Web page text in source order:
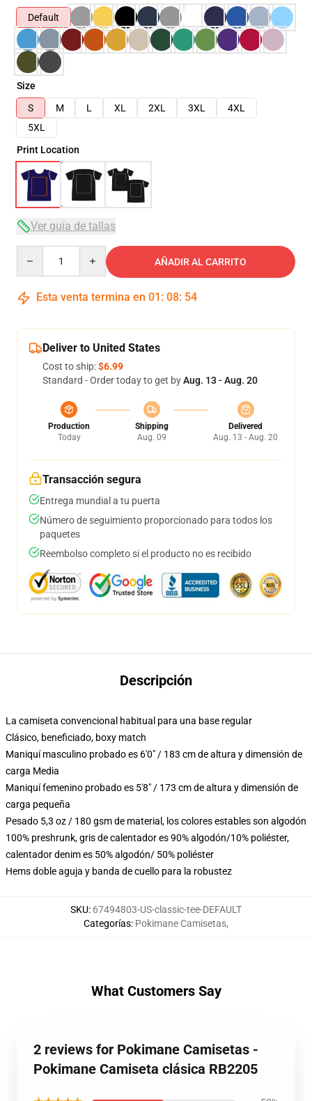
Default
Size
S
M L XL 2XL 3XL
4XL
5XL
Print Location
Ver guía de tallas
AÑADIR AL CARRITO
Esta venta termina en 01 : 08: 53
Deliver to United States
Cost to ship:$6.99
Standard - Order today to get byAug. 13 - Aug. 20
Production
Today
Shipping
Aug. 09
Delivered
Aug. 13 - Aug. 20
Transacción segura
Entrega mundial a tu puerta
Número de seguimiento proporcionado para todos los
paquetes
Reembolso completo si el producto no es recibido
Descripción
La camiseta convencional habitual para una base regular
Clásico, beneficiado, boxy match
Maniquí masculino probado es 6'0" / 183 cm de altura y dimensión de
carga Media
Maniquí femenino probado es 5'8" / 173 cm de altura y dimensión de
carga pequeña
Pesado 5,3 oz / 180 gsm de material, los colores estables son algodón
100% preshrunk, gris de calentador es 90% algodón/10% poliéster,
calentador denim es 50% algodón/ 50% poliéster
Hems doble aguja y banda de cuello para la robustez
SKU: 67494803-US-classic-tee-DEFAULT
Categorías: Pokimane Camisetas,
What Customers Say
2 reviews for Pokimane Camisetas -
Pokimane Camiseta clásica RB2205